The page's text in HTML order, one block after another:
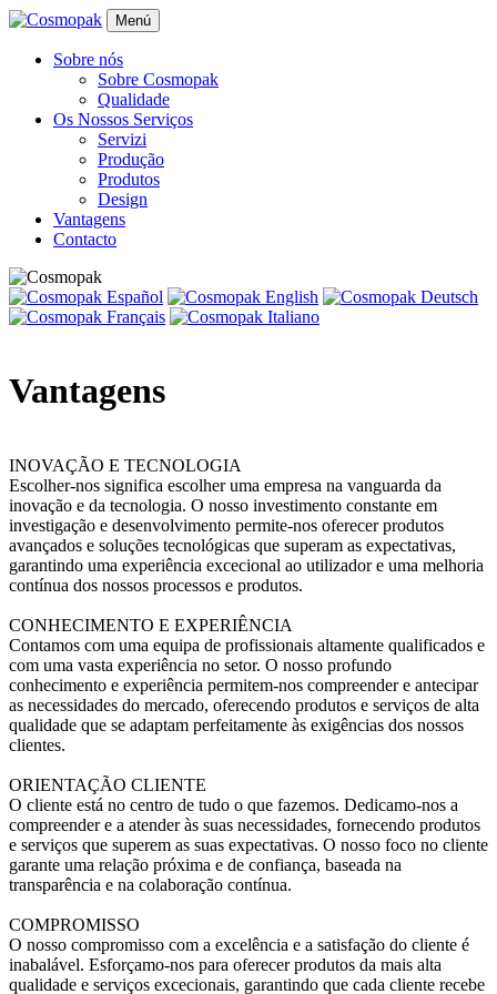
Menú
Sobre nós
Sobre Cosmopak
Qualidade
Os Nossos Serviços
Servizi
Produção
Produtos
Design
Vantagens
Contacto
Vantagens
INOVAÇÃO E TECNOLOGIA
Escolher-nos significa escolher uma empresa na vanguarda da
inovação e da tecnologia. O nosso investimento constante em
investigação e desenvolvimento permite-nos oferecer produtos
avançados e soluções tecnológicas que superam as expectativas,
garantindo uma experiência excecional ao utilizador e uma melhoria
contínua dos nossos processos e produtos.
CONHECIMENTO E EXPERIÊNCIA
Contamos com uma equipa de profissionais altamente qualificados e
com uma vasta experiência no setor. O nosso profundo
conhecimento e experiência permitem-nos compreender e antecipar
as necessidades do mercado, oferecendo produtos e serviços de alta
qualidade que se adaptam perfeitamente às exigências dos nossos
clientes.
ORIENTAÇÃO CLIENTE
O cliente está no centro de tudo o que fazemos. Dedicamo-nos a
compreender e a atender às suas necessidades, fornecendo produtos
e serviços que superem as suas expectativas. O nosso foco no cliente
garante uma relação próxima e de confiança, baseada na
transparência e na colaboração contínua.
COMPROMISSO
O nosso compromisso com a excelência e a satisfação do cliente é
inabalável. Esforçamo-nos para oferecer produtos da mais alta
qualidade e serviços excecionais, garantindo que cada cliente recebe